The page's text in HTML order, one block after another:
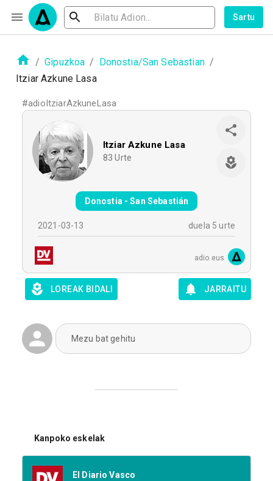
Sartu
/ Gipuzkoa / Donostia/San Sebastian /
Itziar Azkune Lasa
#adioItziarAzkuneLasa
Itziar Azkune Lasa
83 Urte
Donostia - San Sebastián
2021-03-13 duela 5 urte
adio.eus
LOREAK BIDALI JARRAITU
Mezu bat gehitu
Kanpoko eskelak
El Diario Vasco